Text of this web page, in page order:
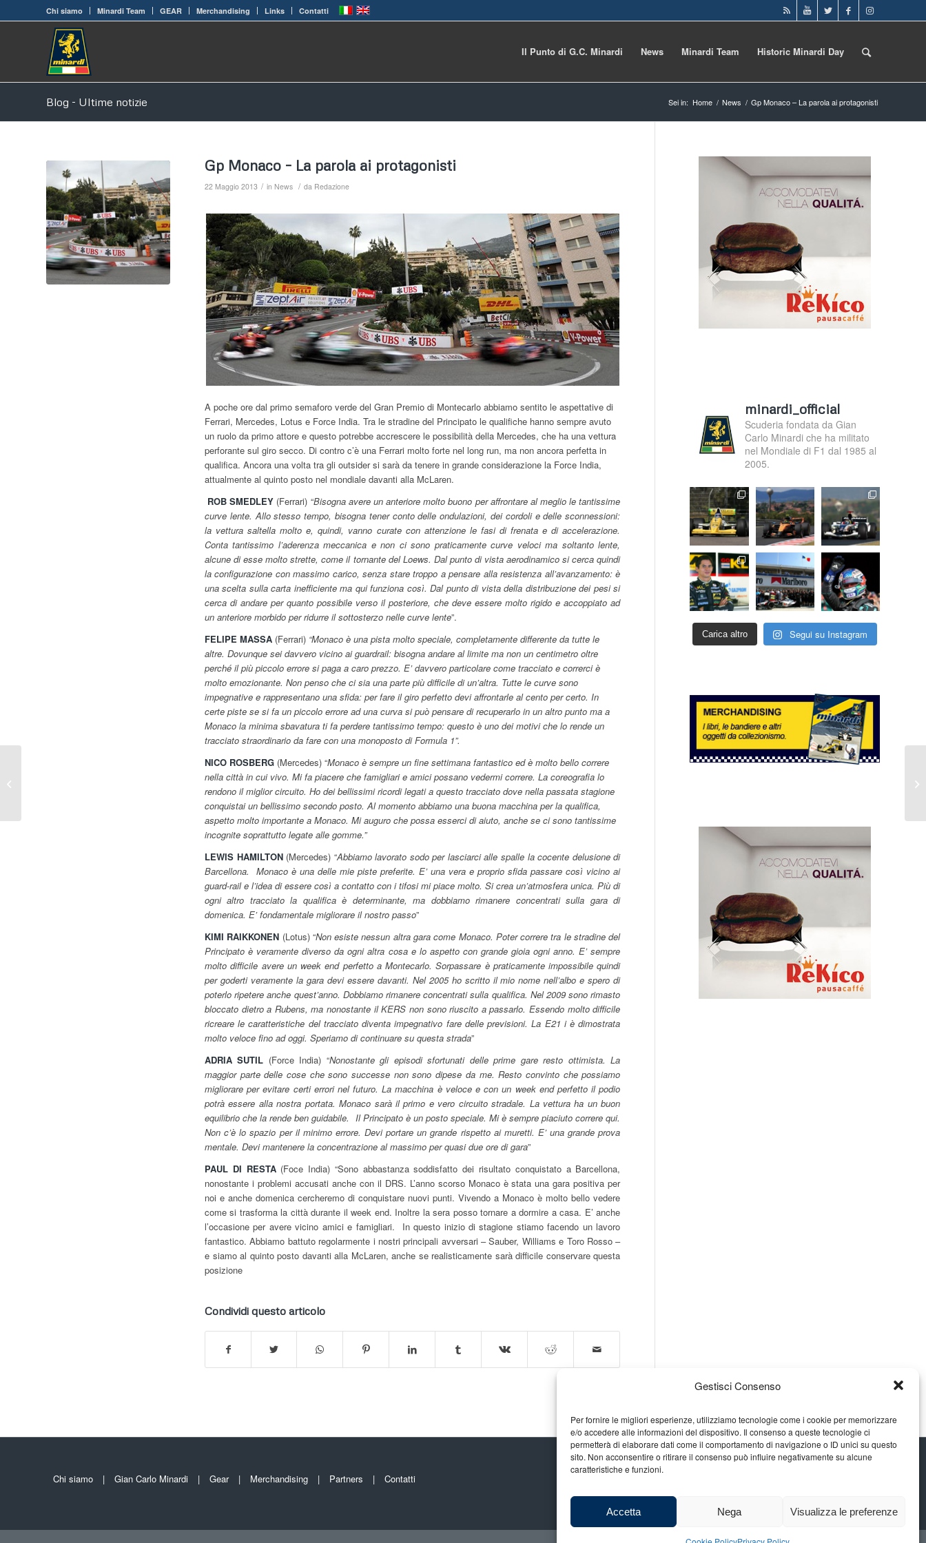
Gestisci Consenso
Per fornire le migliori esperienze, utilizziamo tecnologie come i cookie per memorizzare
e/o accedere alle informazioni del dispositivo. Il consenso a queste tecnologie ci
permetterà di elaborare dati come il comportamento di navigazione o ID unici su questo
sito. Non acconsentire o ritirare il consenso può influire negativamente su alcune
caratteristiche e funzioni.
Accetta Nega Visualizza le preferenze
Chi siamo Minardi Team GEAR Merchandising Links Contatti
Il Punto di G.C. Minardi News Minardi Team Historic Minardi Day
Blog - Ultime notizie Sei in: Home / News / Gp Monaco – La parola ai protagonisti
Gp Monaco – La parola ai protagonisti
22 Maggio 2013 / in News / da Redazione
A poche ore dal primo semaforo verde del Gran Premio di Montecarlo abbiamo sentito le aspettative di
Ferrari, Mercedes, Lotus e Force India. Tra le stradine del Principato le qualifiche hanno sempre avuto
un ruolo da primo attore e questo potrebbe accrescere le possibilità della Mercedes, che ha una vettura
perforante sul giro secco. Di contro c’è una Ferrari molto forte nel long run, ma non ancora perfetta in
qualifica. Ancora una volta tra gli outsider si sarà da tenere in grande considerazione la Force India,
attualmente al quinto posto nel mondiale davanti alla McLaren.
ROB SMEDLEY (Ferrari) “Bisogna avere un anteriore molto buono per affrontare al meglio le tantissime
curve lente. Allo stesso tempo, bisogna tener conto delle ondulazioni, dei cordoli e delle sconnessioni:
la vettura saltella molto e, quindi, vanno curate con attenzione le fasi di frenata e di accelerazione.
Conta tantissimo l’aderenza meccanica e non ci sono praticamente curve veloci ma soltanto lente,
alcune di esse molto strette, come il tornante del Loews. Dal punto di vista aerodinamico si cerca quindi
la configurazione con massimo carico, senza stare troppo a pensare alla resistenza all’avanzamento: è
una scelta sulla carta inefficiente ma qui funziona così. Dal punto di vista della distribuzione dei pesi si
cerca di andare per quanto possibile verso il posteriore, che deve essere molto rigido e accoppiato ad
un anteriore morbido per ridurre il sottosterzo nelle curve lente”.
FELIPE MASSA (Ferrari) “Monaco è una pista molto speciale, completamente differente da tutte le
altre. Dovunque sei davvero vicino ai guardrail: bisogna andare al limite ma non un centimetro oltre
perché il più piccolo errore si paga a caro prezzo. E’ davvero particolare come tracciato e correrci è
molto emozionante. Non penso che ci sia una parte più difficile di un’altra. Tutte le curve sono
impegnative e rappresentano una sfida: per fare il giro perfetto devi affrontarle al cento per certo. In
certe piste se si fa un piccolo errore ad una curva si può pensare di recuperarlo in un altro punto ma a
Monaco la minima sbavatura ti fa perdere tantissimo tempo: questo è uno dei motivi che lo rende un
tracciato straordinario da fare con una monoposto di Formula 1”.
NICO ROSBERG (Mercedes) “Monaco è sempre un fine settimana fantastico ed è molto bello correre
nella città in cui vivo. Mi fa piacere che famigliari e amici possano vedermi correre. La coreografia lo
rendono il miglior circuito. Ho dei bellissimi ricordi legati a questo tracciato dove nella passata stagione
conquistai un bellissimo secondo posto. Al momento abbiamo una buona macchina per la qualifica,
aspetto molto importante a Monaco. Mi auguro che possa esserci di aiuto, anche se ci sono tantissime
incognite soprattutto legate alle gomme.”
LEWIS HAMILTON (Mercedes) “Abbiamo lavorato sodo per lasciarci alle spalle la cocente delusione di
Barcellona. Monaco è una delle mie piste preferite. E’ una vera e proprio sfida passare così vicino ai
guard-rail e l’idea di essere così a contatto con i tifosi mi piace molto. Si crea un’atmosfera unica. Più di
ogni altro tracciato la qualifica è determinante, ma dobbiamo rimanere concentrati sulla gara di
domenica. E’ fondamentale migliorare il nostro passo”
KIMI RAIKKONEN (Lotus) “Non esiste nessun altra gara come Monaco. Poter correre tra le stradine del
Principato è veramente diverso da ogni altra cosa e lo aspetto con grande gioia ogni anno. E’ sempre
molto difficile avere un week end perfetto a Montecarlo. Sorpassare è praticamente impossibile quindi
per goderti veramente la gara devi essere davanti. Nel 2005 ho scritto il mio nome nell’albo e spero di
poterlo ripetere anche quest’anno. Dobbiamo rimanere concentrati sulla qualifica. Nel 2009 sono rimasto
bloccato dietro a Rubens, ma nonostante il KERS non sono riuscito a passarlo. Essendo molto difficile
ricreare le caratteristiche del tracciato diventa impegnativo fare delle previsioni. La E21 i è dimostrata
molto veloce fino ad oggi. Speriamo di continuare su questa strada”
ADRIA SUTIL (Force India) “Nonostante gli episodi sfortunati delle prime gare resto ottimista. La
maggior parte delle cose che sono successe non sono dipese da me. Resto convinto che possiamo
migliorare per evitare certi errori nel futuro. La macchina è veloce e con un week end perfetto il podio
potrà essere alla nostra portata. Monaco sarà il primo e vero circuito stradale. La vettura ha un buon
equilibrio che la rende ben guidabile. Il Principato è un posto speciale. Mi è sempre piaciuto correre qui.
Non c’è lo spazio per il minimo errore. Devi portare un grande rispetto ai muretti. E’ una grande prova
mentale. Devi mantenere la concentrazione al massimo per quasi due ore di gara”
PAUL DI RESTA(Foce India) “Sono abbastanza soddisfatto dei risultato conquistato a Barcellona,
nonostante i problemi accusati anche con il DRS. L’anno scorso Monaco è stata una gara positiva per
noi e anche domenica cercheremo di conquistare nuovi punti. Vivendo a Monaco è molto bello vedere
come si trasforma la città durante il week end. Inoltre la sera posso tornare a dormire a casa. E’ anche
l’occasione per avere vicino amici e famigliari. In questo inizio di stagione stiamo facendo un lavoro
fantastico. Abbiamo battuto regolarmente i nostri principali avversari – Sauber, Williams e Toro Rosso –
e siamo al quinto posto davanti alla McLaren, anche se realisticamente sarà difficile conservare questa
posizione
Condividi questo articolo
minardi_official
Scuderia fondata da Gian
Carlo Minardi che ha militato
nel Mondiale di F1 dal 1985 al
2005.
Carica altro Segui su Instagram
Chi siamo Gian Carlo Minardi Gear Merchandising Partners Contatti